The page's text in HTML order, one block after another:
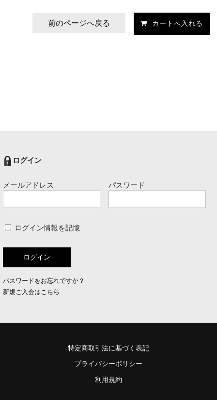
前のページへ戻る
ログイン
メールアドレス パスワード
ログイン情報を記憶
パスワードをお忘れですか？
新規ご入会はこちら
特定商取引法に基づく表記
プライバシーポリシー
利用規約